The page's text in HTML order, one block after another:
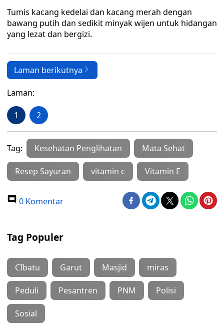
Tumis kacang kedelai dan kacang merah dengan
bawang putih dan sedikit minyak wijen untuk hidangan
yang lezat dan bergizi.
Laman berikutnya
Laman:
1 2
Tag: Kesehatan Penglihatan Mata Sehat
Resep Sayuran vitamin c Vitamin E
0 Komentar
Tag Populer
CIbatu Garut Masjid miras
Peduli Pesantren PNM Polisi
Sosial